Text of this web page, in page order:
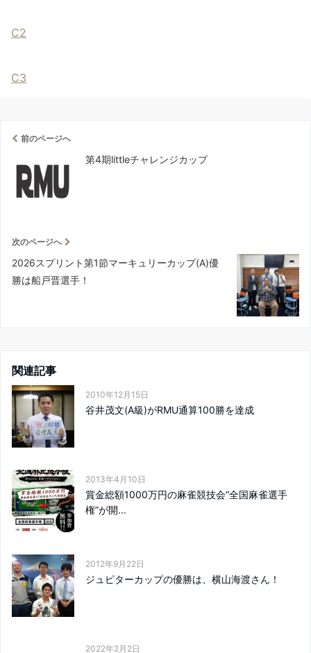
C2
C3
前のページへ
第4期littleチャレンジカップ
次のページへ
2026スプリント第1節マーキュリーカップ(A)優
勝は船戸晋選手！
関連記事
2010年12月15日
谷井茂文(A級)がRMU通算100勝を達成
2013年4月10日
賞金総額1000万円の麻雀競技会“全国麻雀選手
権”が開...
2012年9月22日
ジュピターカップの優勝は、横山海渡さん！
2022年2月2日